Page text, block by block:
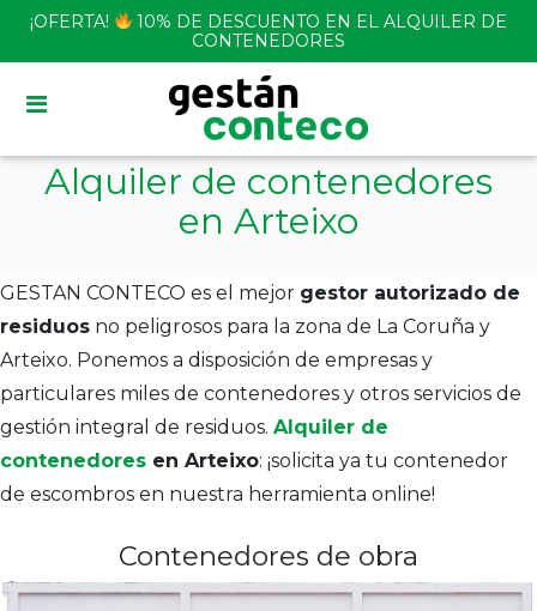
Skip
content
¡OFERTA!
10% DE DESCUENTO EN EL ALQUILER DE
CONTENEDORES
Alquiler de contenedores
en Arteixo
GESTAN CONTECO es el mejor gestor autorizado de
residuos no peligrosos para la zona de La Coruña y
Arteixo. Ponemos a disposición de empresas y
particulares miles de contenedores y otros servicios de
gestión integral de residuos. Alquiler de
contenedores en Arteixo: ¡solicita ya tu contenedor
de escombros en nuestra herramienta online!
Contenedores de obra